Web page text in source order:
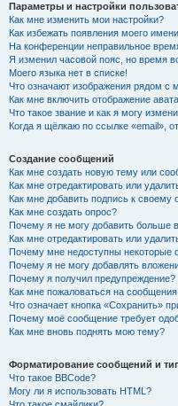
Параметры и настройки
Как мне изменить мои настройки?
Как избежать появления моего
На конференции неправильное
Я изменил часовой пояс, но время
Моего языка нет в списке!
Что означают изображения рядом с
Как мне включить отображение
Что такое звание и как я могу
Когда я щёлкаю по ссылке «email»,
Создание сообщений
Как мне создать новую тему или
Как мне отредактировать или
Как мне добавить подпись к своему
Как мне создать опрос?
Почему я не могу добавить больше
Как мне отредактировать или
Почему мне недоступны некоторые
Почему я не могу добавлять
Почему я получил предупреждение?
Как мне пожаловаться на
Что означает кнопка «Сохранить»
Почему моё сообщение требует
Как мне вновь поднять мою тему?
Форматирование сообщений и
Что такое BBCode?
Могу ли я использовать HTML?